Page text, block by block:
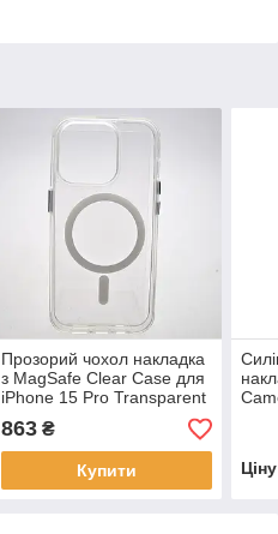
Прозорий чохол накладка
з MagSafe Clear Case для
iPhone 15 Pro Transparent
863₴
Купити